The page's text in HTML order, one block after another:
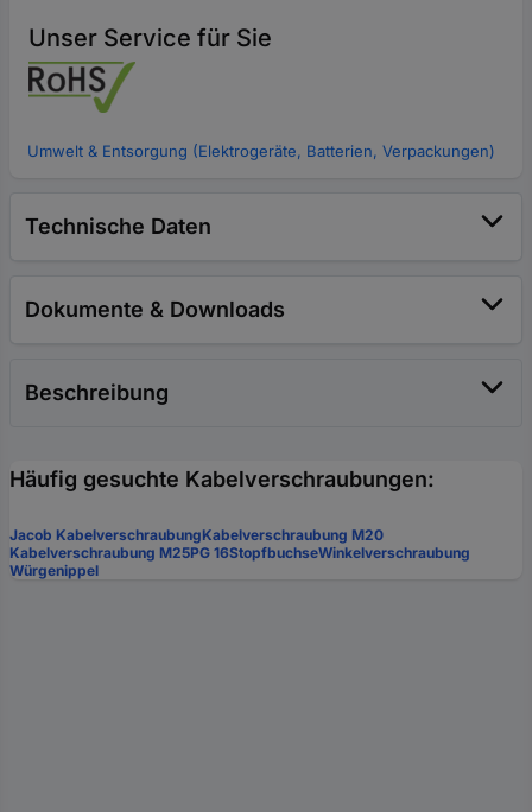
Unser Service für Sie
Umwelt & Entsorgung (Elektrogeräte, Batterien, Verpackungen)
Technische Daten
Dokumente & Downloads
Beschreibung
Häufig gesuchte Kabelverschraubungen:
Jacob KabelverschraubungKabelverschraubung M20
Kabelverschraubung M25PG 16StopfbuchseWinkelverschraubung
Würgenippel